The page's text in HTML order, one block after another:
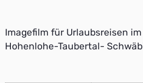
Imagefilm für Urlaubsreisen
Hohenlohe-Taubertal-